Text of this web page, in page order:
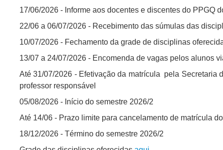
17/06/2026 - Informe aos docentes e discentes do PPGQ
22/06 a 06/07/2026 - Recebimento das súmulas das
10/07/2026 - Fechamento da grade de disciplinas
13/07 a 24/07/2026 - Encomenda de vagas pelos alunos
Até 31/07/2026 - Efetivação da matrícula pela Secretaria
professor responsável
05/08/2026 - Início do semestre 2026/2
Até 14/06 - Prazo limite para cancelamento de matrícula
18/12/2026 - Término do semestre 2026/2